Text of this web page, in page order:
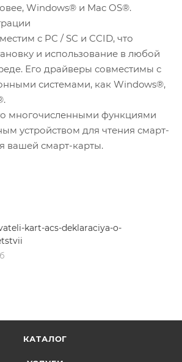
Windows® и Mac OS®.
с PC / SC и CCID, что
и использование в любой
Его драйверы совместимы с
системами, как Windows®,
многочисленными функциями
устройством для чтения смарт-
вашей смарт-карты.
kart-acs-deklaraciya-o-
КАТАЛОГ